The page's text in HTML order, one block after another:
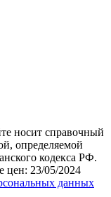
носит справочный
определяемой
кодекса РФ.
цен: 23/05/2024
данных